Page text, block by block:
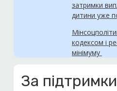
затримки
дитини уже
кодексом і
мінімуму
За підтримки